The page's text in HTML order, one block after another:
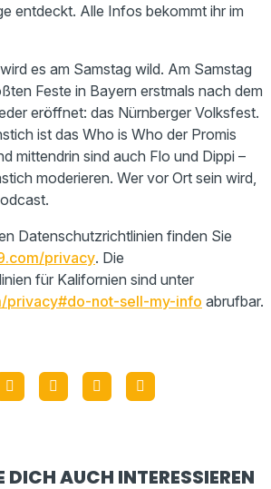
entdeckt. Alle Infos bekommt ihr im
es am Samstag wild. Am Samstag
Feste in Bayern erstmals nach dem
eröffnet: das Nürnberger Volksfest.
ist das Who is Who der Promis
mittendrin sind auch Flo und Dippi –
moderieren. Wer vor Ort sein wird,
Datenschutzrichtlinien finden Sie
privacy. Die
für Kalifornien sind unter
privacy#do-not-sell-my-info abrufbar.
DICH AUCH INTERESSIEREN